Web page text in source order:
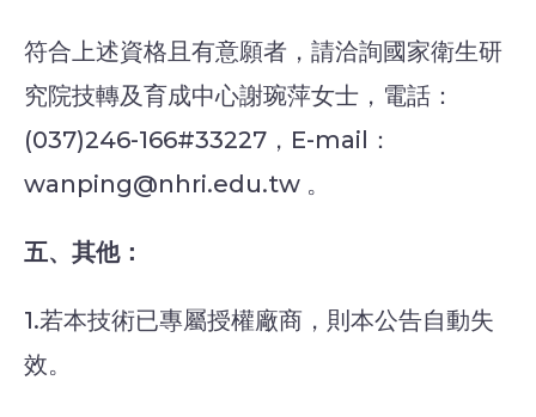
符合上述資格且有意願者，請洽詢國家衛生研
究院技轉及育成中心謝琬萍女士，電話：
(037)246-166#33227，E-mail：
wanping@nhri.edu.tw 。
五、其他：
1.若本技術已專屬授權廠商，則本公告自動失
效。